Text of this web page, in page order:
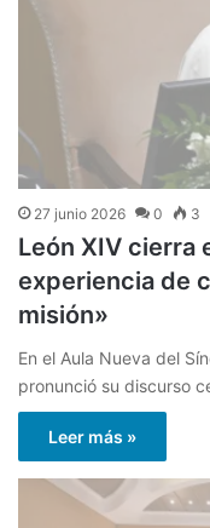
27 junio 2026 0 3
León XIV cierra
experiencia de
misión»
En el Aula Nueva del
pronunció su discurso
Leer más »